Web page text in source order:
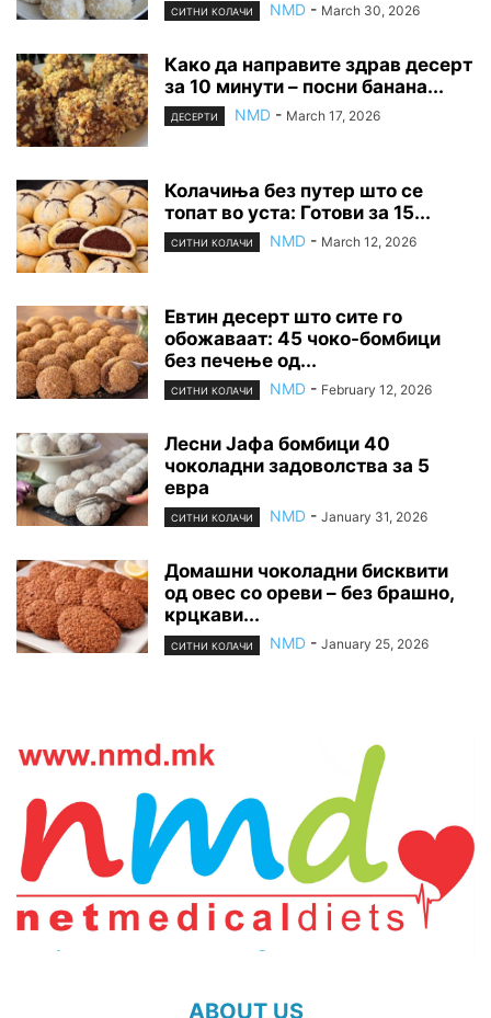
СИТНИ КОЛАЧИ NMD - March 30, 2026
Како да направите здрав десерт
за 10 минути – посни банана...
ДЕСЕРТИ NMD - March 17, 2026
Колачиња без путер што се
топат во уста: Готови за 15...
СИТНИ КОЛАЧИ NMD - March 12, 2026
Евтин десерт што сите го
обожаваат: 45 чоко-бомбици
без печење од...
СИТНИ КОЛАЧИ NMD - February 12, 2026
Лесни Јафа бомбици 40
чоколадни задоволства за 5
евра
СИТНИ КОЛАЧИ NMD - January 31, 2026
Домашни чоколадни бисквити
од овес со ореви – без брашно,
крцкави...
СИТНИ КОЛАЧИ NMD - January 25, 2026
ABOUT US